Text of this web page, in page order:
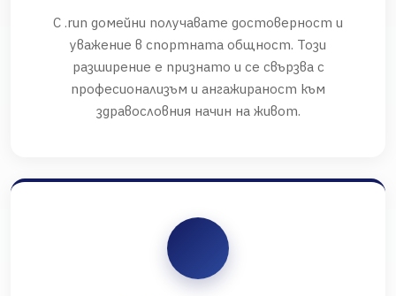
С .run домейни получавате достоверност и
уважение в спортната общност. Този
разширение е признато и се свързва с
професионализъм и ангажираност към
здравословния начин на живот.